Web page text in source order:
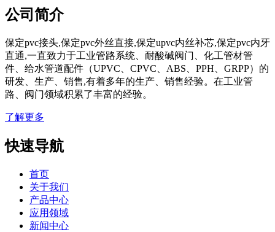
公司简介
保定pvc接头,保定pvc外丝直接,保定upvc内丝补芯,保定pvc内牙
直通,一直致力于工业管路系统、耐酸碱阀门、化工管材管
件、给水管道配件（UPVC、CPVC、ABS、PPH、GRPP）的
研发、生产、销售,有着多年的生产、销售经验。在工业管
路、阀门领域积累了丰富的经验。
了解更多
快速导航
首页
关于我们
产品中心
应用领域
新闻中心